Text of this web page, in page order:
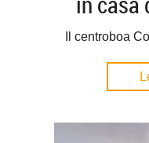
in casa
Il centroboa